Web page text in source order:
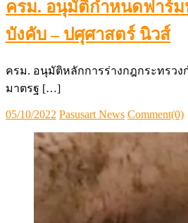
ครม. อนุมัติกำหนดฟาร์ม
บังคับ – ปศุศาสตร์ นิวส์
ครม. อนุมัติหลักการร่างกฎกระทรวง
มาตรฐ […]
Posted
05/10/2022 Author
Pasusart News Comment(0)